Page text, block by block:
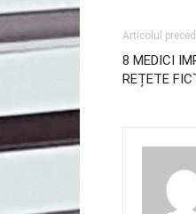
Articolul
8 MEDICI
REȚETE